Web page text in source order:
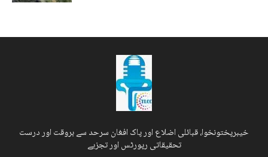
خیبرپختونخوا، قبائلی اضلاع اور پاک افغان سرحد سے بروقت اور درست
تحقیقاتی رپورٹس اور تجزیے